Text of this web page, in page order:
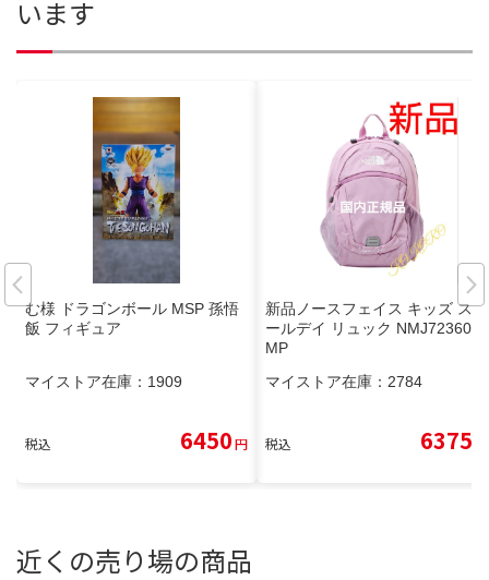
います
む様 ドラゴンボール MSP 孫悟
飯 フィギュア
マイストア在庫： 1909
税込 6450円
新品ノースフェイス キッズ スモ
ールデイ リュック NMJ72360
MP
マイストア在庫： 2784
税込 6375
近くの売り場の商品